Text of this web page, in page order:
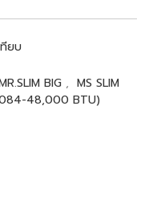
ยบ
BIG , MS SLIM
48,000 BTU)